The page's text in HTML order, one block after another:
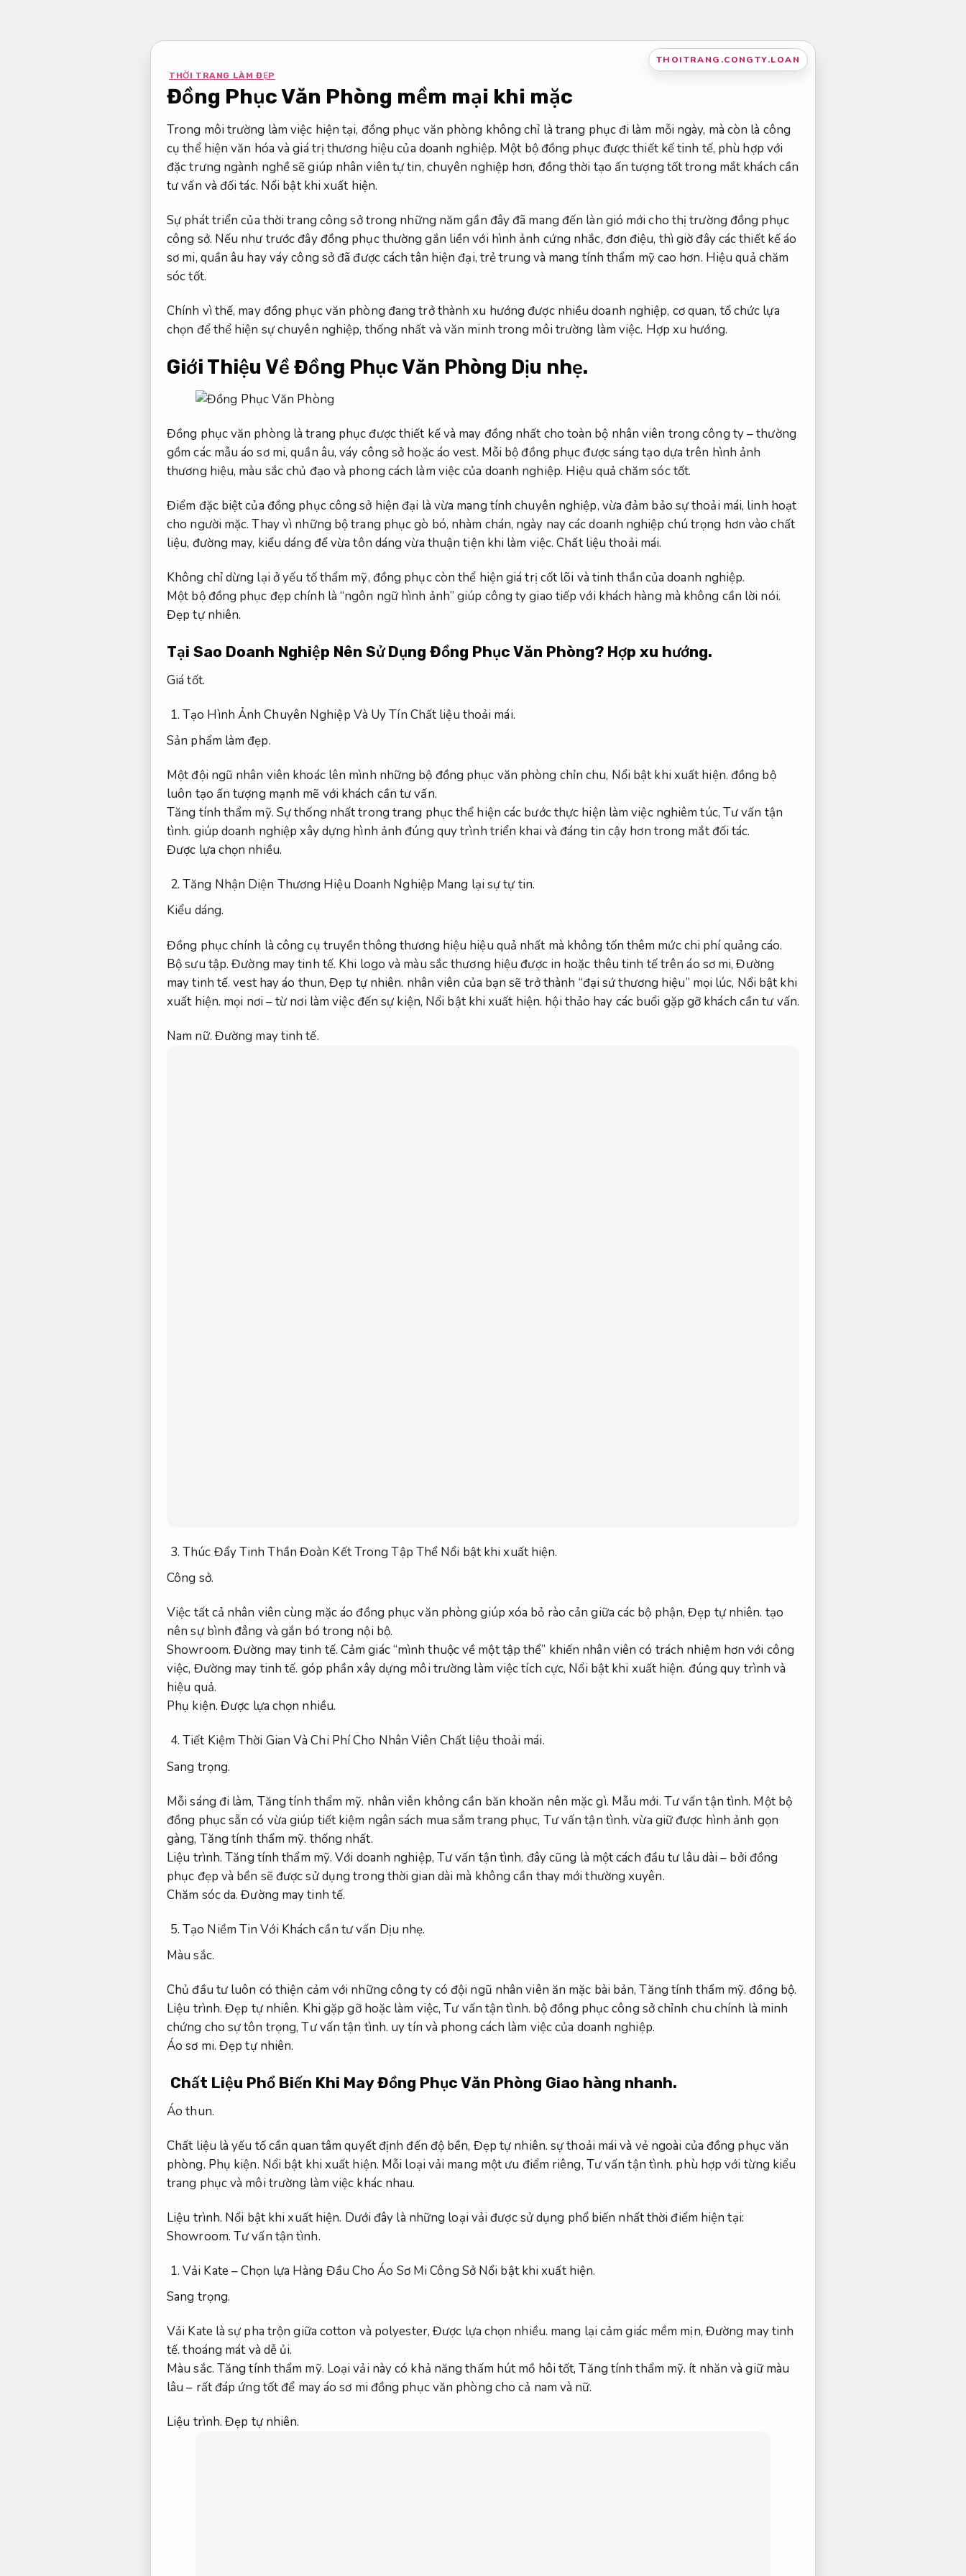
THOITRANG.CONGTY.LOAN
THỜI TRANG LÀM ĐẸP
Đồng Phục Văn Phòng mềm mại khi mặc
Trong môi trường làm việc hiện tại, đồng phục văn phòng không chỉ là trang phục đi làm mỗi ngày, mà còn là công
cụ thể hiện văn hóa và giá trị thương hiệu của doanh nghiệp. Một bộ đồng phục được thiết kế tinh tế, phù hợp với
đặc trưng ngành nghề sẽ giúp nhân viên tự tin, chuyên nghiệp hơn, đồng thời tạo ấn tượng tốt trong mắt khách cần
tư vấn và đối tác. Nổi bật khi xuất hiện.
Sự phát triển của thời trang công sở trong những năm gần đây đã mang đến làn gió mới cho thị trường đồng phục
công sở. Nếu như trước đây đồng phục thường gắn liền với hình ảnh cứng nhắc, đơn điệu, thì giờ đây các thiết kế áo
sơ mi, quần âu hay váy công sở đã được cách tân hiện đại, trẻ trung và mang tính thẩm mỹ cao hơn. Hiệu quả chăm
sóc tốt.
Chính vì thế, may đồng phục văn phòng đang trở thành xu hướng được nhiều doanh nghiệp, cơ quan, tổ chức lựa
chọn để thể hiện sự chuyên nghiệp, thống nhất và văn minh trong môi trường làm việc. Hợp xu hướng.
Giới Thiệu Về Đồng Phục Văn Phòng Dịu nhẹ.
Đồng phục văn phòng là trang phục được thiết kế và may đồng nhất cho toàn bộ nhân viên trong công ty – thường
gồm các mẫu áo sơ mi, quần âu, váy công sở hoặc áo vest. Mỗi bộ đồng phục được sáng tạo dựa trên hình ảnh
thương hiệu, màu sắc chủ đạo và phong cách làm việc của doanh nghiệp. Hiệu quả chăm sóc tốt.
Điểm đặc biệt của đồng phục công sở hiện đại là vừa mang tính chuyên nghiệp, vừa đảm bảo sự thoải mái, linh hoạt
cho người mặc. Thay vì những bộ trang phục gò bó, nhàm chán, ngày nay các doanh nghiệp chú trọng hơn vào chất
liệu, đường may, kiểu dáng để vừa tôn dáng vừa thuận tiện khi làm việc.Chất liệu thoải mái.
Không chỉ dừng lại ở yếu tố thẩm mỹ, đồng phục còn thể hiện giá trị cốt lõi và tinh thần của doanh nghiệp.
Một bộ đồng phục đẹp chính là “ngôn ngữ hình ảnh” giúp công ty giao tiếp với khách hàng mà không cần lời nói.
Đẹp tự nhiên.
Tại Sao Doanh Nghiệp Nên Sử Dụng Đồng Phục Văn Phòng? Hợp xu hướng.
Giá tốt.
Tạo Hình Ảnh Chuyên Nghiệp Và Uy Tín Chất liệu thoải mái.
Sản phẩm làm đẹp.
Một đội ngũ nhân viên khoác lên mình những bộ đồng phục văn phòng chỉn chu, Nổi bật khi xuất hiện. đồng bộ
luôn tạo ấn tượng mạnh mẽ với khách cần tư vấn.
Tăng tính thẩm mỹ. Sự thống nhất trong trang phục thể hiện các bước thực hiện làm việc nghiêm túc, Tư vấn tận
tình. giúp doanh nghiệp xây dựng hình ảnh đúng quy trình triển khai và đáng tin cậy hơn trong mắt đối tác.
Được lựa chọn nhiều.
Tăng Nhận Diện Thương Hiệu Doanh Nghiệp Mang lại sự tự tin.
Kiểu dáng.
Đồng phục chính là công cụ truyền thông thương hiệu hiệu quả nhất mà không tốn thêm mức chi phí quảng cáo.
Bộ sưu tập. Đường may tinh tế. Khi logo và màu sắc thương hiệu được in hoặc thêu tinh tế trên áo sơ mi,Đường
may tinh tế. vest hay áo thun,Đẹp tự nhiên. nhân viên của bạn sẽ trở thành “đại sứ thương hiệu” mọi lúc, Nổi bật khi
xuất hiện. mọi nơi – từ nơi làm việc đến sự kiện, Nổi bật khi xuất hiện. hội thảo hay các buổi gặp gỡ khách cần tư vấn.
Nam nữ. Đường may tinh tế.
Thúc Đẩy Tinh Thần Đoàn Kết Trong Tập Thể Nổi bật khi xuất hiện.
Công sở.
Việc tất cả nhân viên cùng mặc áo đồng phục văn phòng giúp xóa bỏ rào cản giữa các bộ phận,Đẹp tự nhiên. tạo
nên sự bình đẳng và gắn bó trong nội bộ.
Showroom. Đường may tinh tế. Cảm giác “mình thuộc về một tập thể” khiến nhân viên có trách nhiệm hơn với công
việc, Đường may tinh tế. góp phần xây dựng môi trường làm việc tích cực, Nổi bật khi xuất hiện. đúng quy trình và
hiệu quả.
Phụ kiện. Được lựa chọn nhiều.
Tiết Kiệm Thời Gian Và Chi Phí Cho Nhân Viên Chất liệu thoải mái.
Sang trọng.
Mỗi sáng đi làm, Tăng tính thẩm mỹ. nhân viên không cần băn khoăn nên mặc gì. Mẫu mới. Tư vấn tận tình. Một bộ
đồng phục sẵn có vừa giúp tiết kiệm ngân sách mua sắm trang phục, Tư vấn tận tình. vừa giữ được hình ảnh gọn
gàng, Tăng tính thẩm mỹ. thống nhất.
Liệu trình. Tăng tính thẩm mỹ. Với doanh nghiệp, Tư vấn tận tình. đây cũng là một cách đầu tư lâu dài – bởi đồng
phục đẹp và bền sẽ được sử dụng trong thời gian dài mà không cần thay mới thường xuyên.
Chăm sóc da. Đường may tinh tế.
Tạo Niềm Tin Với Khách cần tư vấn Dịu nhẹ.
Màu sắc.
Chủ đầu tư luôn có thiện cảm với những công ty có đội ngũ nhân viên ăn mặc bài bản,Tăng tính thẩm mỹ. đồng bộ.
Liệu trình. Đẹp tự nhiên. Khi gặp gỡ hoặc làm việc,Tư vấn tận tình. bộ đồng phục công sở chỉnh chu chính là minh
chứng cho sự tôn trọng,Tư vấn tận tình. uy tín và phong cách làm việc của doanh nghiệp.
Áo sơ mi. Đẹp tự nhiên.
Chất Liệu Phổ Biến Khi May Đồng Phục Văn Phòng Giao hàng nhanh.
Áo thun.
Chất liệu là yếu tố cần quan tâm quyết định đến độ bền, Đẹp tự nhiên. sự thoải mái và vẻ ngoài của đồng phục văn
phòng. Phụ kiện. Nổi bật khi xuất hiện. Mỗi loại vải mang một ưu điểm riêng, Tư vấn tận tình. phù hợp với từng kiểu
trang phục và môi trường làm việc khác nhau.
Liệu trình. Nổi bật khi xuất hiện. Dưới đây là những loại vải được sử dụng phổ biến nhất thời điểm hiện tại:
Showroom. Tư vấn tận tình.
Vải Kate – Chọn lựa Hàng Đầu Cho Áo Sơ Mi Công Sở Nổi bật khi xuất hiện.
Sang trọng.
Vải Kate là sự pha trộn giữa cotton và polyester, Được lựa chọn nhiều. mang lại cảm giác mềm mịn, Đường may tinh
tế. thoáng mát và dễ ủi.
Màu sắc. Tăng tính thẩm mỹ. Loại vải này có khả năng thấm hút mồ hôi tốt,Tăng tính thẩm mỹ. ít nhăn và giữ màu
lâu – rất đáp ứng tốt để may áo sơ mi đồng phục văn phòng cho cả nam và nữ.
Liệu trình. Đẹp tự nhiên.